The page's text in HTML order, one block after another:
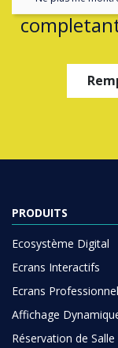
PRODUITS
Ecosystème Digital
Ecrans Interactifs
Ecrans
Affichage
Réservation de Salle